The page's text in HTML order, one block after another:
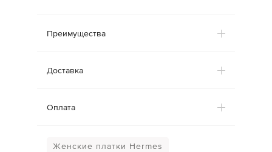
Преимущества
Доставка
Оплата
Женские платки Hermes